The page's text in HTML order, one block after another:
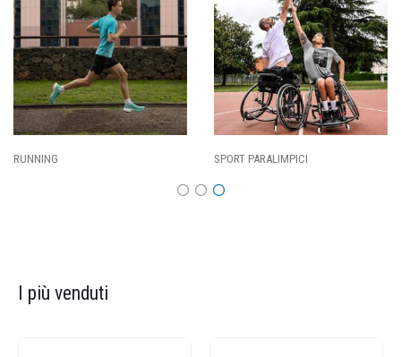
RUNNING SPORT PARALIMPICI
I più venduti